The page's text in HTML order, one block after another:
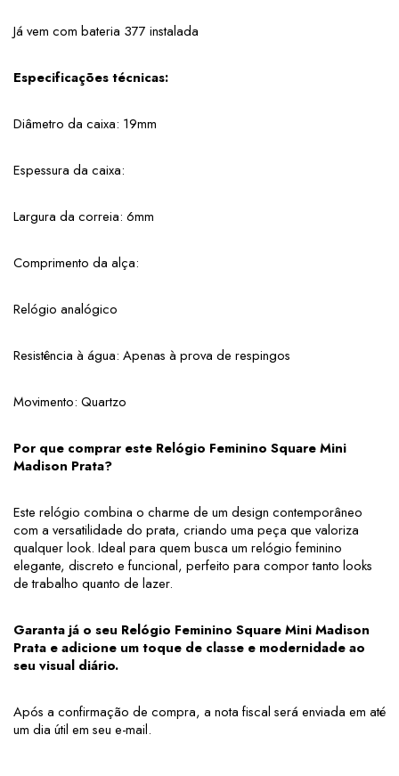
Já vem com bateria 377 instalada
Especificações técnicas:
Diâmetro da caixa: 19mm
Espessura da caixa:
Largura da correia: 6mm
Comprimento da alça:
Relógio analógico
Resistência à água: Apenas à prova de respingos
Movimento: Quartzo
Por que comprar este Relógio Feminino Square Mini
Madison Prata?
Este relógio combina o charme de um design contemporâneo
com a versatilidade do prata, criando uma peça que valoriza
qualquer look. Ideal para quem busca um relógio feminino
elegante, discreto e funcional, perfeito para compor tanto looks
de trabalho quanto de lazer.
Garanta já o seu Relógio Feminino Square Mini Madison
Prata e adicione um toque de classe e modernidade ao
seu visual diário.
Após a confirmação de compra, a nota fiscal será enviada em até
um dia útil em seu e-mail.